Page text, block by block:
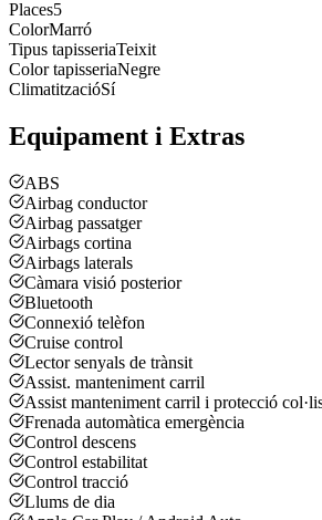
Places5
ColorMarró
Tipus tapisseriaTeixit
Color tapisseriaNegre
ClimatitzacióSí
Equipament i Extras
ABS
Airbag conductor
Airbag passatger
Airbags cortina
Airbags laterals
Càmara visió posterior
Bluetooth
Connexió telèfon
Cruise control
Lector senyals de trànsit
Assist. manteniment carril
Assist manteniment carril i protecció
Frenada automàtica emergència
Control descens
Control estabilitat
Control tracció
Llums de dia